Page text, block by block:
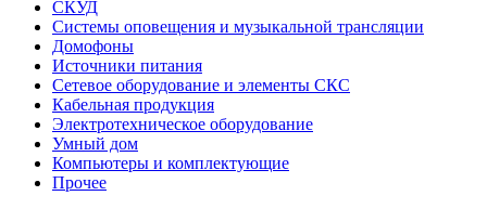
СКУД
Системы оповещения и музыкальной трансляции
Домофоны
Источники питания
Сетевое оборудование и элементы СКС
Кабельная продукция
Электротехническое оборудование
Умный дом
Компьютеры и комплектующие
Прочее